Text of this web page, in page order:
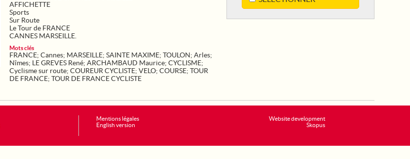
AFFICHETTE
Sports
Sur Route
Le Tour de FRANCE
CANNES MARSEILLE.
Mots clés
FRANCE; Cannes; MARSEILLE; SAINTE MAXIME; TOULON; Arles;
Nîmes; LE GREVES René; ARCHAMBAUD Maurice; CYCLISME;
Cyclisme sur route; COUREUR CYCLISTE; VELO; COURSE; TOUR
DE FRANCE; TOUR DE FRANCE CYCLISTE
Website development
Skopus
Mentions légales
English version